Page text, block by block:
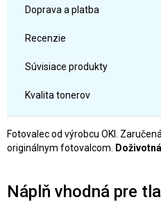
Doprava a platba
Recenzie
Súvisiace produkty
Kvalita tonerov
Fotovalec od výrobcu OKI.
originálnym fotovalcom.
Náplň vhodná pre